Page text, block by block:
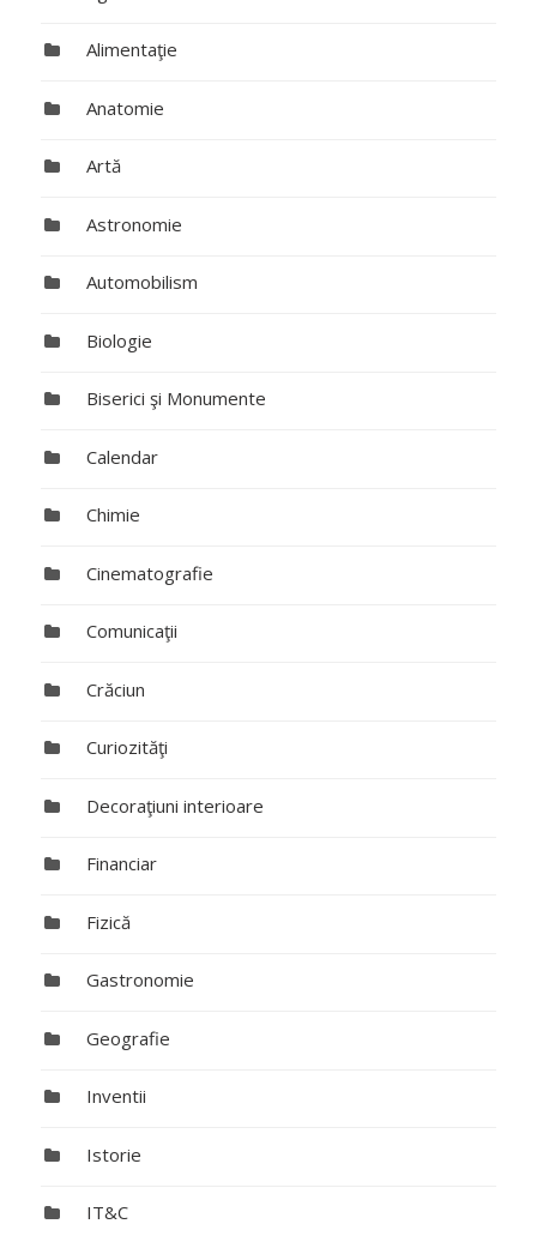
Alimentaţie
Anatomie
Artă
Astronomie
Automobilism
Biologie
Biserici şi Monumente
Calendar
Chimie
Cinematografie
Comunicaţii
Crăciun
Curiozităţi
Decoraţiuni interioare
Financiar
Fizică
Gastronomie
Geografie
Inventii
Istorie
IT&C